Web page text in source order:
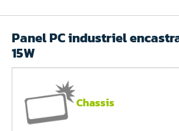
Panel PC industriel
15W
Chassis